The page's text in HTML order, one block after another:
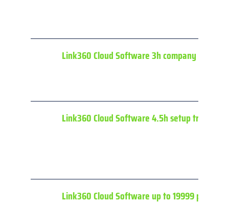
Link360 Cloud Software 3h company
Link360 Cloud Software 4.5h setup training
Link360 Cloud Software up to 19999